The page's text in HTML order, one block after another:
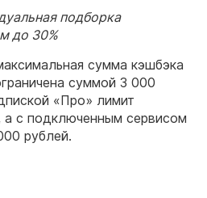
подборка
до 30%
сумма кэшбэка
суммой 3 000
«Про» лимит
с подключенным сервисом
рублей.